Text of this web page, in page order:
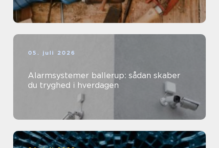
05. juli 2026
Alarmsystemer ballerup: sådan skaber
du tryghed i hverdagen